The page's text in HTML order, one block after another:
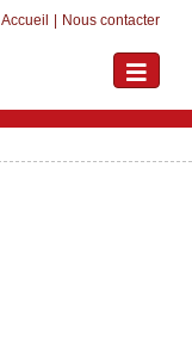
Accueil Nous contacter
Toggle